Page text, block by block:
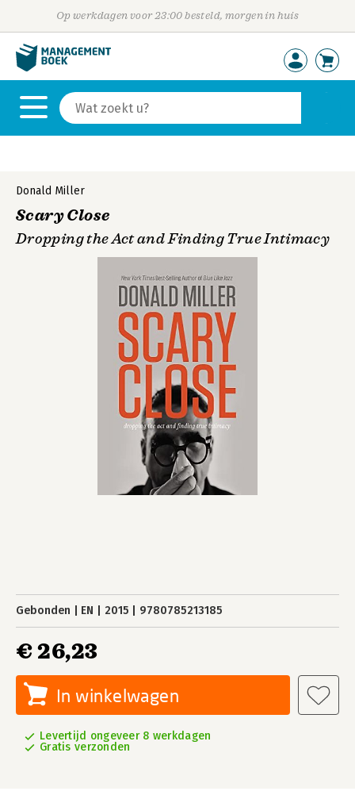
Op werkdagen voor 23:00 besteld, morgen in huis
Donald Miller
Scary Close
Dropping the Act and Finding True Intimacy
Gebonden EN 2015 9780785213185
€ 26,23
In winkelwagen
Levertijd ongeveer 8 werkdagen
Gratis verzonden